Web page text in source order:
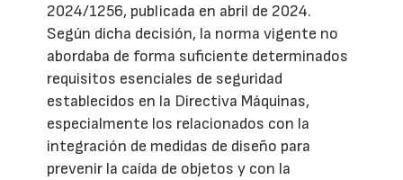
2024/1256, publicada en abril de 2024.
Según dicha decisión, la norma vigente no
abordaba de forma suficiente determinados
requisitos esenciales de seguridad
establecidos en la Directiva Máquinas,
especialmente los relacionados con la
integración de medidas de diseño para
prevenir la caída de objetos y con la